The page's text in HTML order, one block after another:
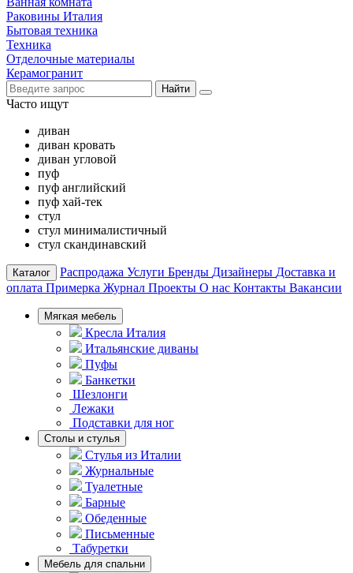
Раковины Италия
Бытовая техника
Техника
Отделочные материалы
Керамогранит
Найти
Часто ищут
диван
диван кровать
диван угловой
пуф
пуф английский
пуф хай-тек
стул
стул минималистичный
стул скандинавский
Каталог Распродажа Услуги Бренды Дизайнеры Доставка и
оплата Примерка Журнал Проекты О нас Контакты Вакансии
Мягкая мебель
Кресла Италия
Итальянские диваны
Пуфы
Банкетки
Шезлонги
Лежаки
Подставки для ног
Столы и стулья
Стулья из Италии
Журнальные
Туалетные
Барные
Обеденные
Письменные
Табуретки
Мебель для спальни